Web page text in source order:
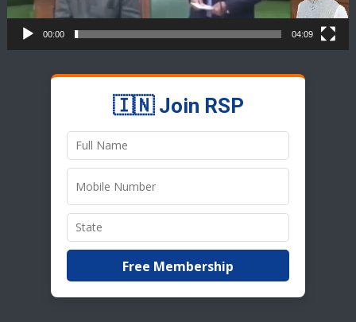
00:00 04:09
🇮🇳 Join RSP
Free Membership